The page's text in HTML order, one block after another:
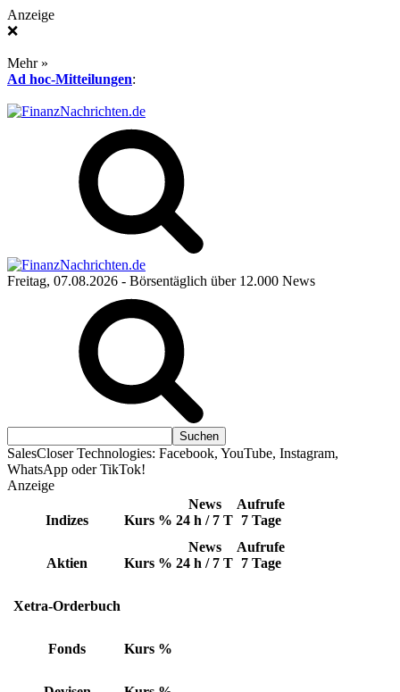
Anzeige
❌
Mehr »
Ad hoc-Mitteilungen:
Freitag, 07.08.2026 - Börsentäglich über 12.000 News
SalesCloser Technologies: Facebook, YouTube, Instagram,
WhatsApp oder TikTok!
Anzeige
Indizes Kurs %
News
24 h / 7 T
Aufrufe
7 Tage
Aktien Kurs %
News
24 h / 7 T
Aufrufe
7 Tage
Xetra-Orderbuch
Fonds Kurs %